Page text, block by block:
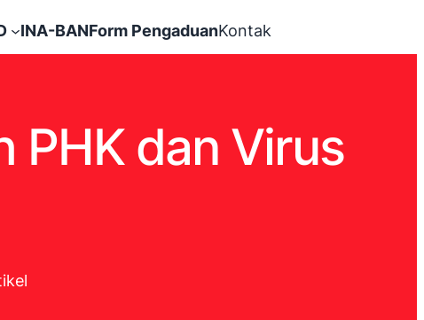
INA-BANForm PengaduanKontak
PHK dan Virus